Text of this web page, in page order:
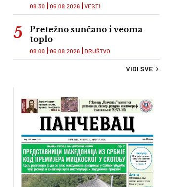
VESTI
08:30 06.08.2026
Pretežno sunčano i veoma
toplo
DRUŠTVO
08:00 06.08.2026
VIDI SVE